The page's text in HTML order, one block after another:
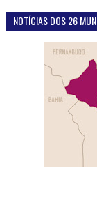
NOTÍCIAS DOS 26